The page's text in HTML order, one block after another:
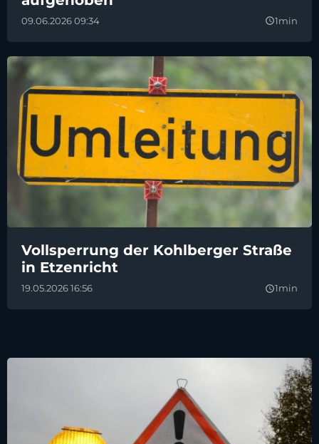
09.06.2026 09:34 query_builder1min
Vollsperrung der Kohlberger Straße
in Etzenricht
19.05.2026 16:56 query_builder1min